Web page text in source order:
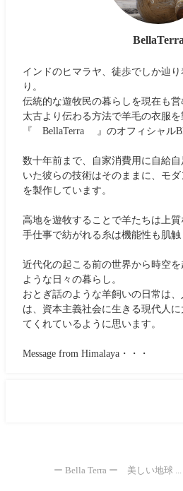
BellaTerra
インドのヒマラヤ、徒歩でしか辿
り。
伝統的な遊牧民の暮らしを現在も営
太古より伝わる方法で羊毛の衣服
『 BellaTerra 』のオフィシャル
数十年前まで、自家消費用に自給
いた彼らの技術はそのままに、モ
を製作しています。
高地を遊牧することで羊たちは上
手仕事で紡がれる糸は機能性も肌触
近代化の起こる前の世界から時空
ような日々の暮らし。
おとぎ話のような羊飼いの日常は
は、資本主義社会に生きる現代人
てくれているように思います。
Message from Himalaya・・・
ー Bella Terra ー 美しい地球 ...